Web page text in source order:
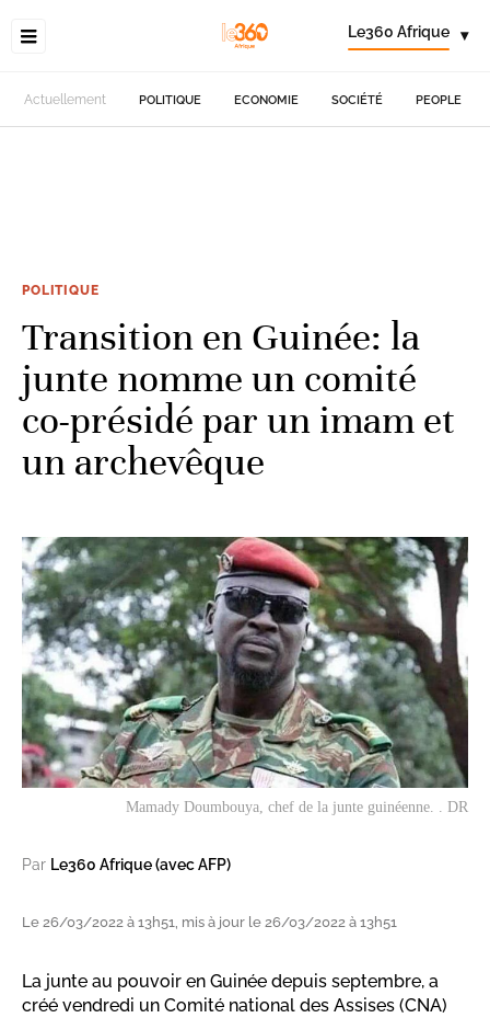
Le360 Afrique ▾
Actuellement POLITIQUE ECONOMIE SOCIÉTÉ PEOPLE
POLITIQUE
Transition en Guinée: la
junte nomme un comité
co-présidé par un imam et
un archevêque
Mamady Doumbouya, chef de la junte guinéenne. . DR
Par Le360 Afrique (avec AFP)
Le 26/03/2022 à 13h51, mis à jour le 26/03/2022 à 13h51
La junte au pouvoir en Guinée depuis septembre, a
créé vendredi un Comité national des Assises (CNA)